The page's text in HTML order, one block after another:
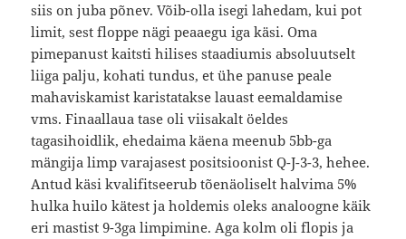
siis on juba põnev. Võib-olla isegi lahedam, kui pot
limit, sest floppe nägi peaaegu iga käsi. Oma
pimepanust kaitsti hilises staadiumis absoluutselt
liiga palju, kohati tundus, et ühe panuse peale
mahaviskamist karistatakse lauast eemaldamise
vms. Finaallaua tase oli viisakalt öeldes
tagasihoidlik, ehedaima käena meenub 5bb-ga
mängija limp varajasest positsioonist Q-J-3-3, hehee.
Antud käsi kvalifitseerub tõenäoliselt halvima 5%
hulka huilo kätest ja holdemis oleks analoogne käik
eri mastist 9-3ga limpimine. Aga kolm oli flopis ja